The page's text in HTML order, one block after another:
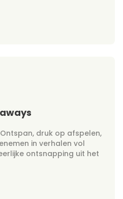
druk op afspelen,
in verhalen vol
ontsnapping uit het